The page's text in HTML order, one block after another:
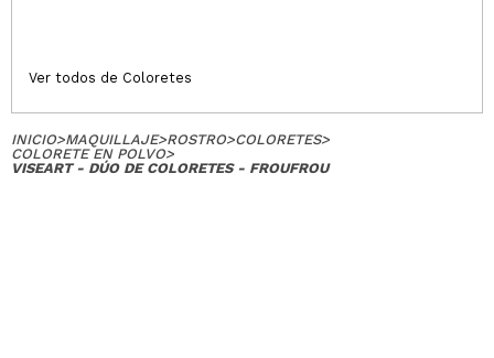
Ver todos de Coloretes
INICIO>MAQUILLAJE>ROSTRO>COLORETES>
COLORETE EN POLVO>
VISEART - DÚO DE COLORETES - FROUFROU